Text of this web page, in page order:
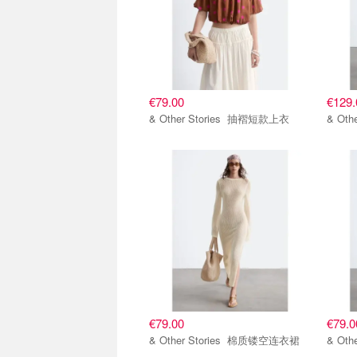
€79.00
& Other Stories 抽褶短款上衣
€79.00
& Other Stories 棉质镂空连衣裙